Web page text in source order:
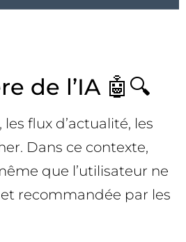
de l’IA 🤖🔍
flux d’actualité, les
Dans ce contexte,
que l’utilisateur ne
recommandée par les